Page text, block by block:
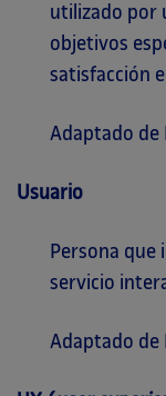
utilizado por
objetivos
satisfacción
Adaptado de
Usuario
Persona
servicio
Adaptado de